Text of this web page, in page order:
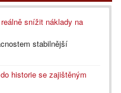
snížit náklady na
stabilnější
historie se zajištěným